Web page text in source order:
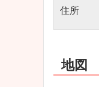
住所
地図